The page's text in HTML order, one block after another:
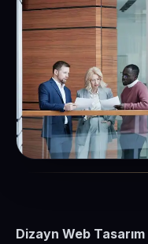
Dizayn Web Tasarım